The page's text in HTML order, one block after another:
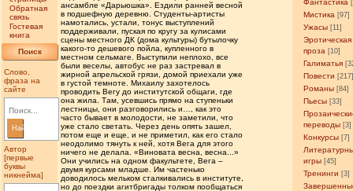
Обратная
связь
Гостевая
книга
Поиск
Слово,
фраза на
сайте
Найти
Автор
[первые
буквы
никнейма]
Фантастика
Мистика [97]
Ужасы [11]
Эротическая
проза [10]
Галиматья
Повести
Романы [84]
Пьесы [33]
переводы [3]
Конкурсы [7]
игры [45]
Тренинги [3]
ансамбле «Дарьюшка». Ездили ранней весной
в подшефную деревню. Студенты-артисты
намотались, устали, тонус выступлений
поддерживали, пуская по кругу за кулисами
сцены местного ДК (дома культуры) бутылочку
какого-то дешевого пойла, купленного в
местном сельмаге. Выступили неплохо, все
были веселы, автобус не раз застревал в
жирной апрельской грязи, домой приехали уже
в густой темноте. Михаилу захотелось
проводить Вегу до институтской общаги, где
она жила. Там, усевшись прямо на ступеньки
лестницы, они разговорились и…, как это
часто бывает в молодости, не заметили, что
уже стало светать. Через день опять зашел,
потом еще и еще, и не приметил, как его стало
неодолимо тянуть к ней, хотя Вега для этого
ничего не делала. «Виновата весна, весна...»
Они учились на одном факультете, Вега –
двумя курсами младше. Им частенько
доводилось мельком сталкивались в институте,
но до поездки агитбригады толком пообщаться